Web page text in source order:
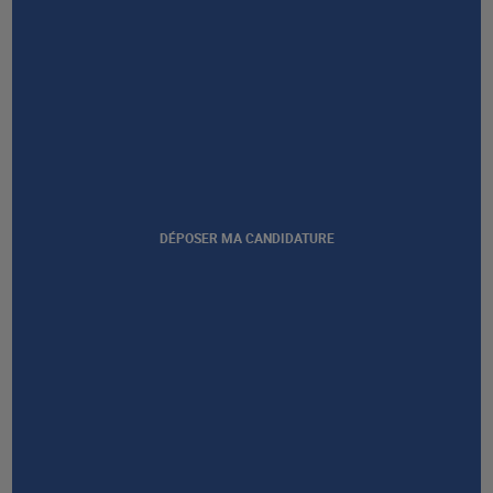
DÉPOSER MA CANDIDATURE